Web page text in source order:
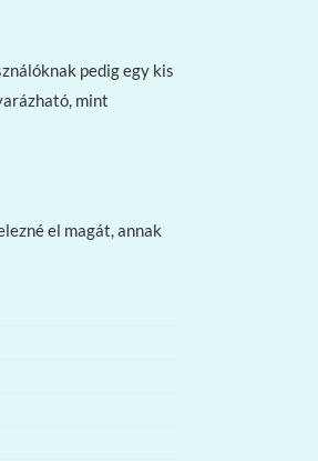
pedig egy kis
mint
el magát, annak